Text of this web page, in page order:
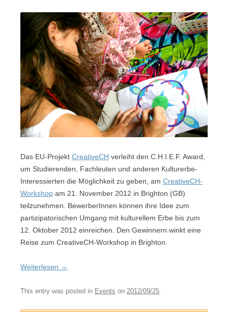
Das EU-Projekt CreativeCH verleiht den C.H.I.E.F. Award,
um Studierenden, Fachleuten und anderen Kulturerbe-
Interessierten die Möglichkeit zu geben, am CreativeCH-
Workshop am 21. November 2012 in Brighton (GB)
teilzunehmen. BewerberInnen können ihre Idee zum
partizipatorischen Umgang mit kulturellem Erbe bis zum
12. Oktober 2012 einreichen. Den Gewinnern winkt eine
Reise zum CreativeCH-Workshop in Brighton.
Weiterlesen →
This entry was posted in Events on 2012/09/25